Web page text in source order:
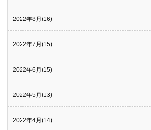
2022年8月(16)
2022年7月(15)
2022年6月(15)
2022年5月(13)
2022年4月(14)